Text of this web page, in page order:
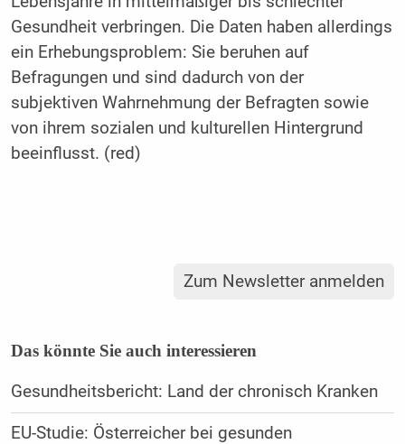
Gesundheit verbringen. Die Daten haben allerdings
ein Erhebungsproblem: Sie beruhen auf
Befragungen und sind dadurch von der
subjektiven Wahrnehmung der Befragten sowie
von ihrem sozialen und kulturellen Hintergrund
beeinflusst. (red)
Zum Newsletter anmelden
Das könnte Sie auch interessieren
Gesundheitsbericht: Land der chronisch Kranken
EU-Studie: Österreicher bei gesunden